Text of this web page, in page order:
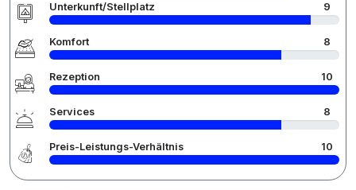
Unterkunft/Stellplatz 9
Komfort 8
Rezeption 10
Services 8
Preis-Leistungs-Verhältnis 10